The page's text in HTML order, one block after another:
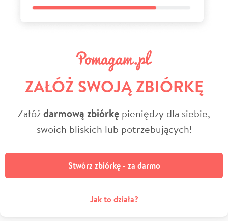
ZAŁÓŻ SWOJĄ ZBIÓRKĘ
Załóżdarmową zbiórkę pieniędzy dla siebie,
swoich bliskich lub potrzebujących!
Stwórz zbiórkę - za darmo
Jak to działa?